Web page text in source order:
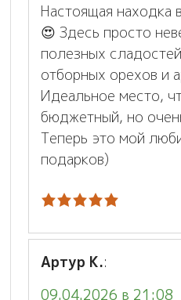
Настоящая находка
😍 Здесь просто
полезных
отборных орехов и
Идеальное место,
бюджетный, но
Теперь это мой
подарков)
Артур К.:
09.04.2026 в 21:08